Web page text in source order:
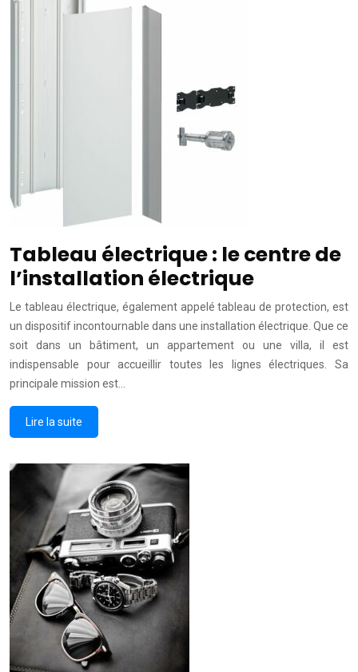
Tableau électrique : le centre de
l’installation électrique
Le tableau électrique, également appelé tableau de protection, est
un dispositif incontournable dans une installation électrique. Que ce
soit dans un bâtiment, un appartement ou une villa, il est
indispensable pour accueillir toutes les lignes électriques. Sa
principale mission est…
Lire la suite